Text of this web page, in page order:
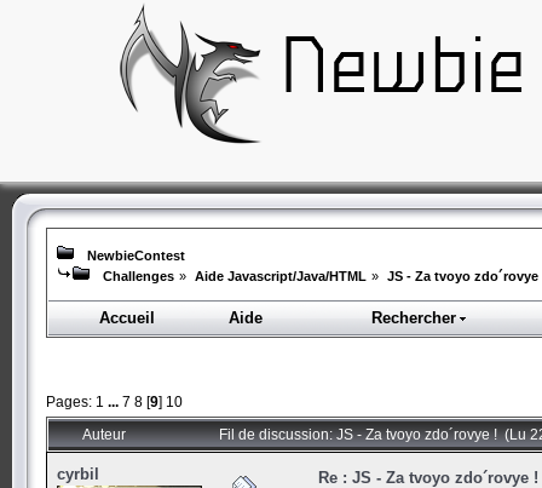
NewbieContest
Challenges » Aide Javascript/Java/HTML » JS - Za tvoyo zdo´rovye
Accueil Aide Rechercher
Pages: 1 ... 7 8 [9] 10
Auteur Fil de discussion: JS - Za tvoyo zdo´rovye ! (Lu
cyrbil Re : JS - Za tvoyo zdo´rovye !